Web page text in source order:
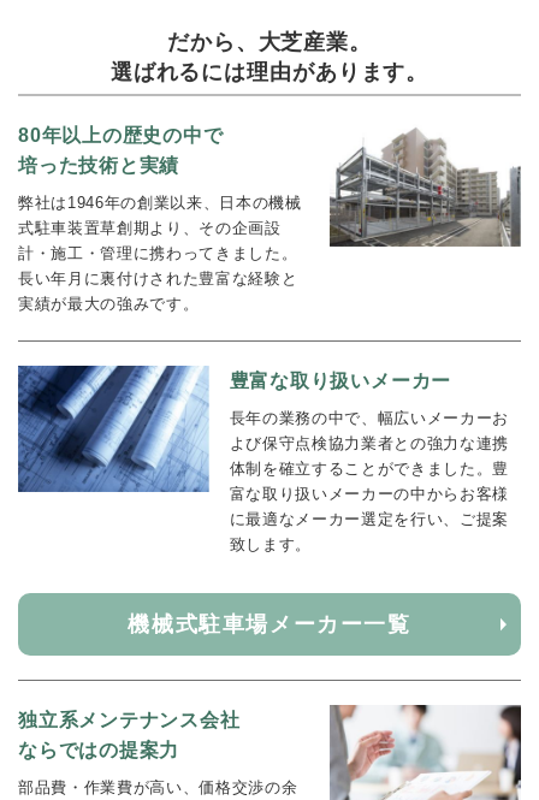
だから、大芝産業。
選ばれるには理由があります。
80年以上の歴史の中で
培った技術と実績
弊社は1946年の創業以来、日本の機械
式駐車装置草創期より、その企画設
計・施工・管理に携わってきました。
長い年月に裏付けされた豊富な経験と
実績が最大の強みです。
豊富な取り扱いメーカー
長年の業務の中で、幅広いメーカーお
よび保守点検協力業者との強力な連携
体制を確立することができました。豊
富な取り扱いメーカーの中からお客様
に最適なメーカー選定を行い、ご提案
致します。
機械式駐車場メーカー一覧
独立系メンテナンス会社
ならではの提案力
部品費・作業費が高い、価格交渉の余